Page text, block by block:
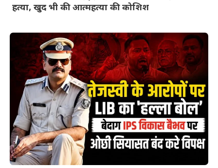
हत्या, खुद भी की आत्महत्या की कोशिश